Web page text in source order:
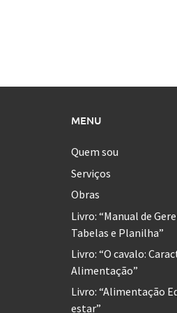
MENU
Quem sou
Serviços
Obras
Livro: “Manual de
Tabelas e Planilha”
Livro: “O cavalo:
Alimentação”
Livro: “Alimentação
estar”